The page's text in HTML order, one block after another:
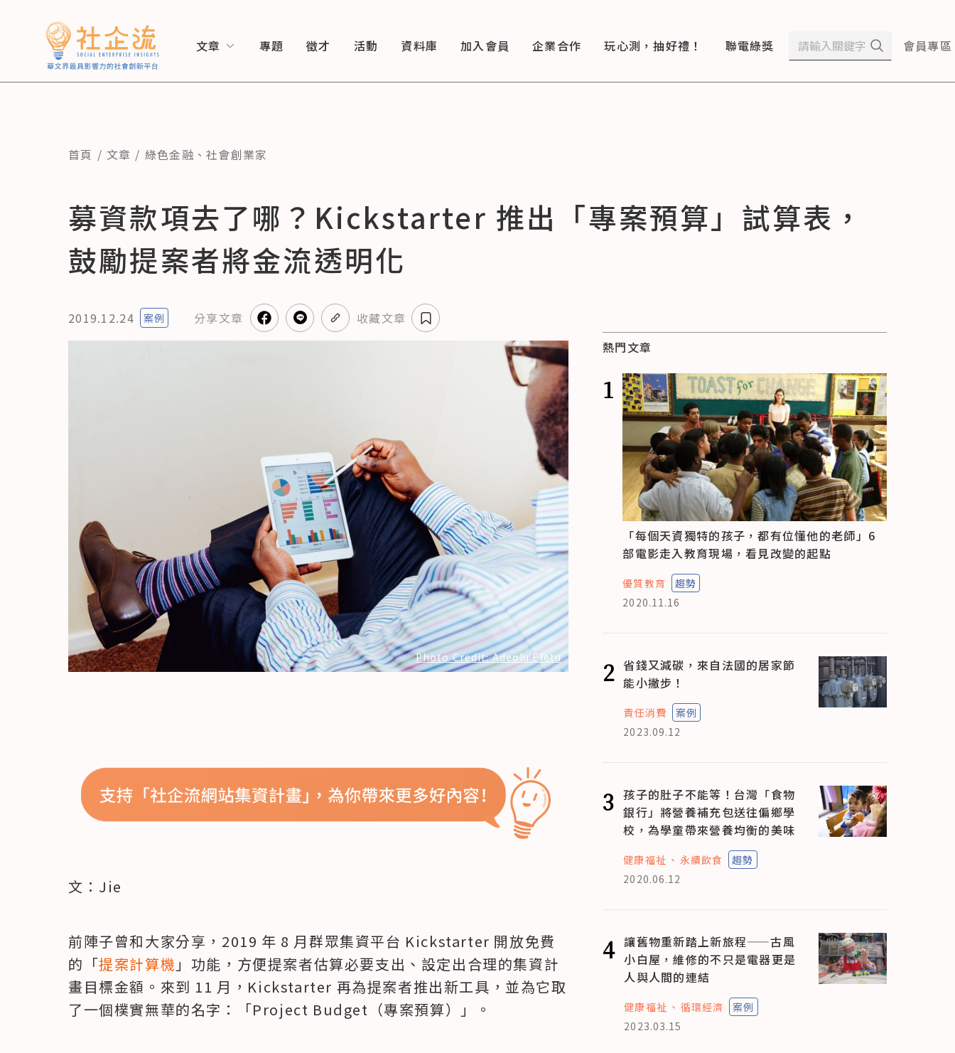
文章 專題 徵才 活動 資料庫 加入會員 企業合作 玩心測，抽好禮！ 聯電綠獎 會員專區
首頁 文章 綠色金融 、社會創業家
募資款項去了哪？Kickstarter 推出「專案預算」試算表，
鼓勵提案者將金流透明化
2019.12.24 案例 分享文章 收藏文章
Photo Credit: Adeolu Eletu
文：Jie
前陣子曾和大家分享，2019 年 8 月群眾集資平台 Kickstarter 開放免費
的「提案計算機 」功能，方便提案者估算必要支出、設定出合理的集資計
畫目標金額。來到 11 月，Kickstarter 再為提案者推出新工具，並為它取
了一個樸實無華的名字：「Project Budget（專案預算）」。
熱門文章
1
「每個天資獨特的孩子，都有位懂他的老師」6
部電影走入教育現場，看見改變的起點
優質教育
趨勢
2020.11.16
2 省錢又減碳，來自法國的居家節
能小撇步！
責任消費
案例
2023.09.12
3 孩子的肚子不能等！台灣「食物
銀行」將營養補充包送往偏鄉學
校，為學童帶來營養均衡的美味
健康福祉 永續飲食
趨勢
2020.06.12
4 讓舊物重新踏上新旅程——古風
小白屋，維修的不只是電器更是
人與人間的連結
健康福祉 循環經濟
案例
2023.03.15